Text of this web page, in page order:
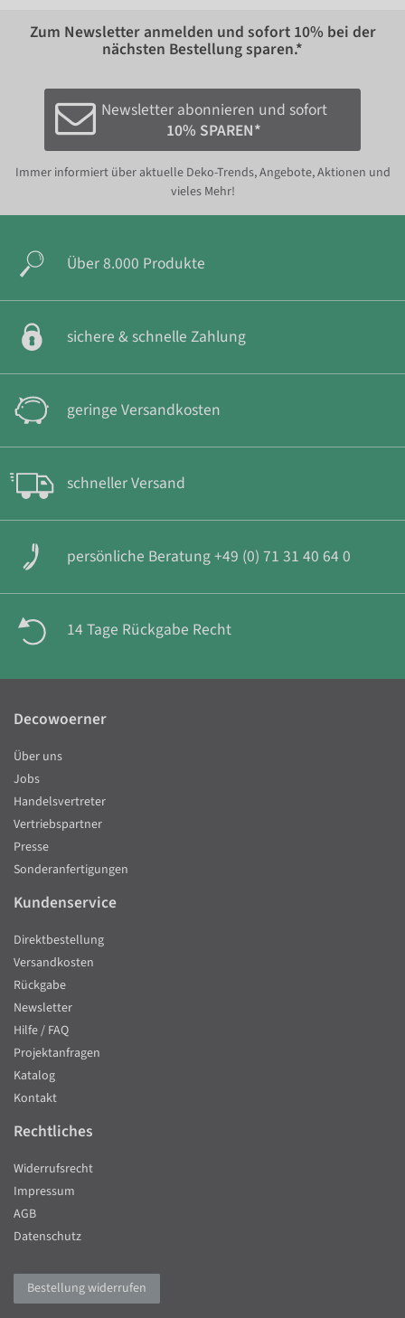
Zum Newsletter anmelden und sofort 10% bei der
nächsten Bestellung sparen.*
Newsletter abonnieren und sofort
10% SPAREN*
Immer informiert über aktuelle Deko-Trends, Angebote, Aktionen und
vieles Mehr!
Über 8.000 Produkte
sichere & schnelle Zahlung
geringe Versandkosten
schneller Versand
persönliche Beratung +49 (0) 71 31 40 64 0
14 Tage Rückgabe Recht
Decowoerner
Über uns
Jobs
Handelsvertreter
Vertriebspartner
Presse
Sonderanfertigungen
Kundenservice
Direktbestellung
Versandkosten
Rückgabe
Newsletter
Hilfe / FAQ
Projektanfragen
Katalog
Kontakt
Rechtliches
Widerrufsrecht
Impressum
AGB
Datenschutz
Bestellung widerrufen